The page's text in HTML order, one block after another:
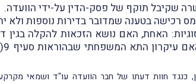
שקיבל תוקף של פסק-הדין על-ידי הוועדה.
רכישה בטענה שמדובר בדירות נוספות ולא
האחת, האם נושא הזכאות להקלה בגין
כנגד חוות דעתו של חבר הוועדה עו"ד ושמאי